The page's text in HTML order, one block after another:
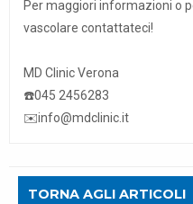
Per maggiori informazioni o
vascolare contattateci!
MD Clinic Verona
☎️045 2456283
✉️info@mdclinic.it
TORNA AGLI ARTICOLI